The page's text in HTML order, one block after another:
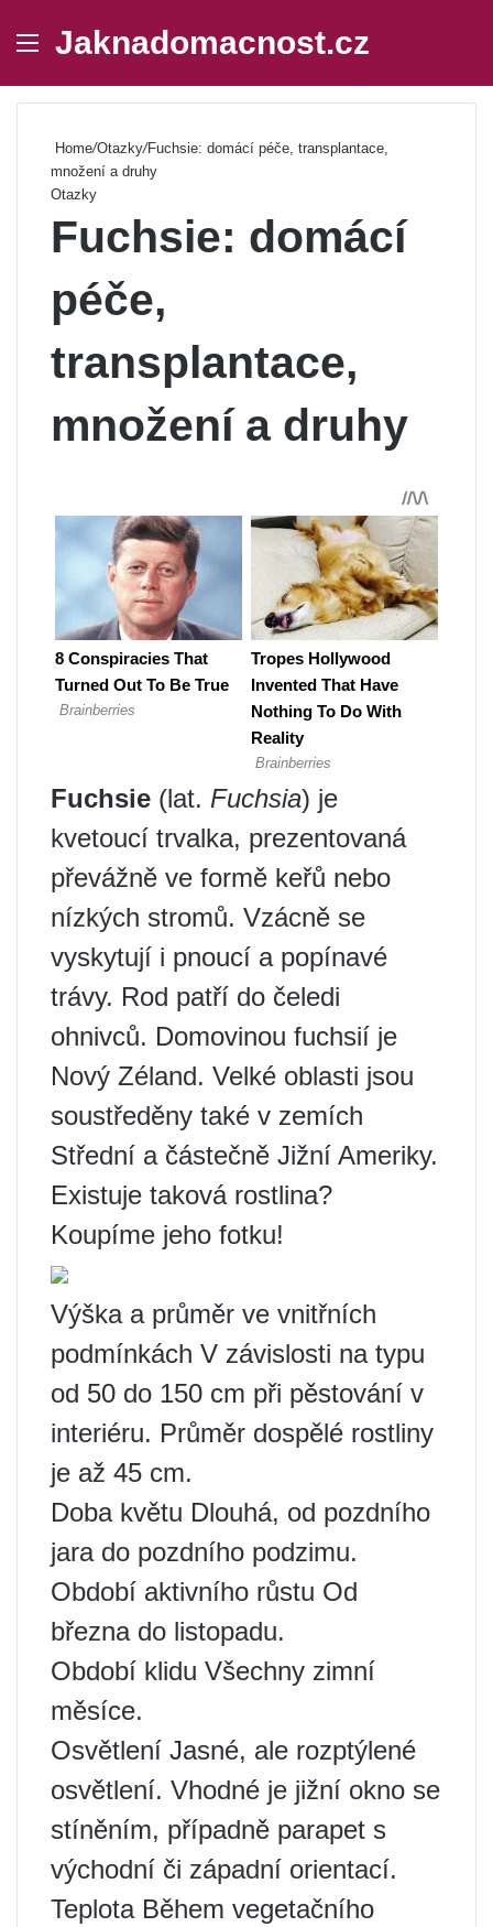
Menu
Jaknadomacnost.cz
Home/Otazky/Fuchsie: domácí péče, transplantace,
množení a druhy
Otazky
Fuchsie: domácí
péče,
transplantace,
množení a druhy
Fuchsie (lat. Fuchsia) je
kvetoucí trvalka, prezentovaná
převážně ve formě keřů nebo
nízkých stromů. Vzácně se
vyskytují i ​​pnoucí a popínavé
trávy. Rod patří do čeledi
ohnivců. Domovinou fuchsií je
Nový Zéland. Velké oblasti jsou
soustředěny také v zemích
Střední a částečně Jižní Ameriky.
Existuje taková rostlina?
Koupíme jeho fotku!
Výška a průměr ve vnitřních
podmínkách V závislosti na typu
od 50 do 150 cm při pěstování v
interiéru. Průměr dospělé rostliny
je až 45 cm.
Doba květu Dlouhá, od pozdního
jara do pozdního podzimu.
Období aktivního růstu Od
března do listopadu.
Období klidu Všechny zimní
měsíce.
Osvětlení Jasné, ale rozptýlené
osvětlení. Vhodné je jižní okno se
stíněním, případně parapet s
východní či západní orientací.
Teplota Během vegetačního